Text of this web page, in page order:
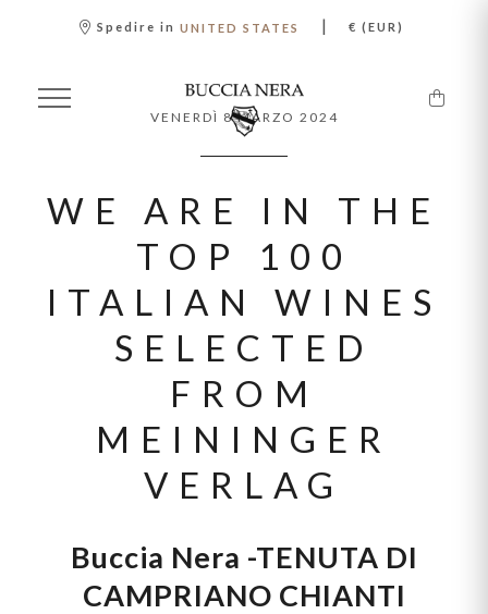
Spedire in UNITED STATES | € (EUR)
VENERDÌ 8 MARZO 2024
WE ARE IN THE
TOP 100
ITALIAN WINES
SELECTED
FROM
MEININGER
VERLAG
Buccia Nera -TENUTA DI
CAMPRIANO CHIANTI